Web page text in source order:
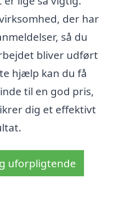
der har
så du
bliver udført
hjælp kan du få
til en god pris,
dig et effektivt
uforpligtende